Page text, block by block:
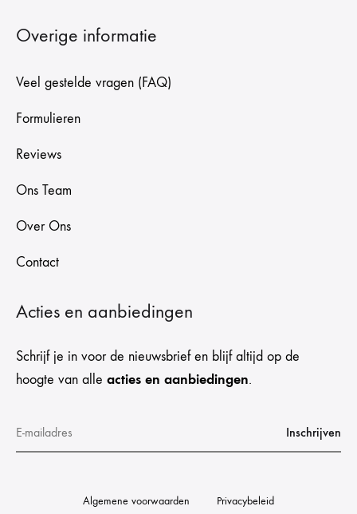
Overige informatie
Veel gestelde vragen (FAQ)
Formulieren
Reviews
Ons Team
Over Ons
Contact
Acties en aanbiedingen
Schrijf je in voor de nieuwsbrief en blijf altijd op de
hoogte van alle acties en aanbiedingen.
Algemene voorwaarden Privacybeleid